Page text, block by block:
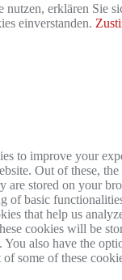
nutzen, erklären Sie
einverstanden.
to improve your
Out of these, the
are stored on your
of basic
that help us
cookies will be
also have the
some of these